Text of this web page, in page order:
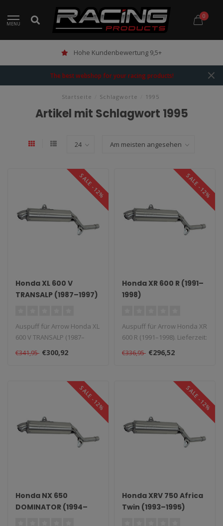
MENU
0
Hohe Kundenbewertung 9,5+
The best webshop for your racing products!
Startseite Schlagworte 1995
Artikel mit Schlagwort 1995
SALE -12%
Honda XL 600 V
TRANSALP (1987–1997)
Auspuff für Arrow Honda XL
600 V TRANSALP (1987–
1997). Lieferzeit: 1–4 Woch..
€341,95 €300,92
SALE -12%
Honda XR 600 R (1991–
1998)
Auspuff für Arrow Honda XR
600 R (1991–1998). Lieferzeit:
1–4 Wochen...
€336,95 €296,52
SALE -12%
Honda NX 650
DOMINATOR (1994–
SALE -12%
Honda XRV 750 Africa
Twin (1993–1995)